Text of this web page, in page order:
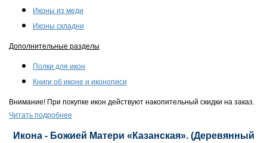
Иконы из меди
Иконы складни
Дополнительные разделы
Полки для икон
Книги об иконе и иконописи
Внимание! При покупке икон действуют накопительный скидки на заказ.
Читать подробнее
Икона - Божией Матери «Казанская». (Деревянный